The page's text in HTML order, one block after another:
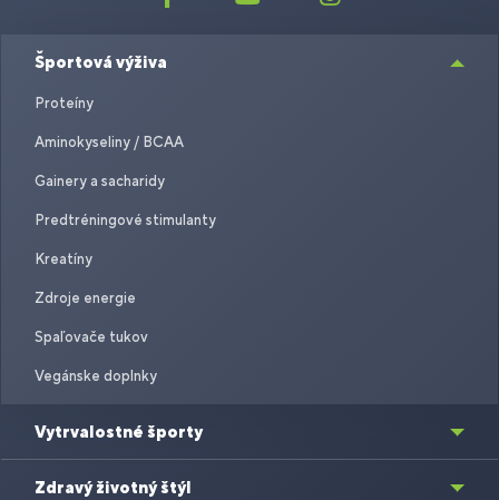
Športová výživa
Proteíny
Aminokyseliny / BCAA
Gainery a sacharidy
Predtréningové stimulanty
Kreatíny
Zdroje energie
Spaľovače tukov
Vegánske doplnky
Vytrvalostné športy
Zdravý životný štýl